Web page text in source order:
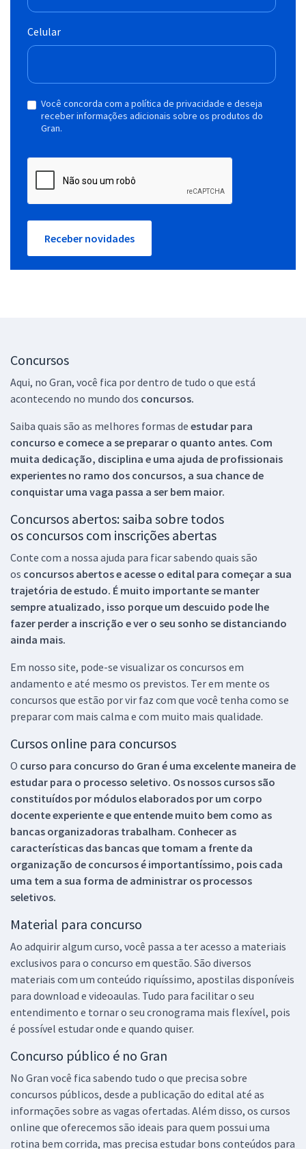
Celular
Você concorda com a política de privacidade e deseja
receber informações adicionais sobre os produtos do
Gran.
Receber novidades
Concursos
Aqui, no Gran, você fica por dentro de tudo o que está
acontecendo no mundo dos concursos.
Saiba quais são as melhores formas de estudar para
concurso e comece a se preparar o quanto antes. Com
muita dedicação, disciplina e uma ajuda de profissionais
experientes no ramo dos concursos, a sua chance de
conquistar uma vaga passa a ser bem maior.
Concursos abertos: saiba sobre todos
os concursos com inscrições abertas
Conte com a nossa ajuda para ficar sabendo quais são
os concursos abertos e acesse o edital para começar a sua
trajetória de estudo. É muito importante se manter
sempre atualizado, isso porque um descuido pode lhe
fazer perder a inscrição e ver o seu sonho se distanciando
ainda mais.
Em nosso site, pode-se visualizar os concursos em
andamento e até mesmo os previstos. Ter em mente os
concursos que estão por vir faz com que você tenha como se
preparar com mais calma e com muito mais qualidade.
Cursos online para concursos
O curso para concurso do Gran é uma excelente maneira de
estudar para o processo seletivo. Os nossos cursos são
constituídos por módulos elaborados por um corpo
docente experiente e que entende muito bem como as
bancas organizadoras trabalham. Conhecer as
características das bancas que tomam a frente da
organização de concursos é importantíssimo, pois cada
uma tem a sua forma de administrar os processos
seletivos.
Material para concurso
Ao adquirir algum curso, você passa a ter acesso a materiais
exclusivos para o concurso em questão. São diversos
materiais com um conteúdo riquíssimo, apostilas disponíveis
para download e videoaulas. Tudo para facilitar o seu
entendimento e tornar o seu cronograma mais flexível, pois
é possível estudar onde e quando quiser.
Concurso público é no Gran
No Gran você fica sabendo tudo o que precisa sobre
concursos públicos, desde a publicação do edital até as
informações sobre as vagas ofertadas. Além disso, os cursos
online que oferecemos são ideais para quem possui uma
rotina bem corrida, mas precisa estudar bons conteúdos para